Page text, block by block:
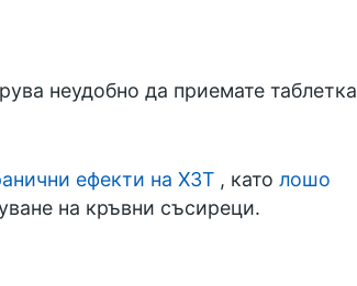
неудобно да приемате таблетка
ефекти на ХЗТ, като лошо
на кръвни съсиреци.